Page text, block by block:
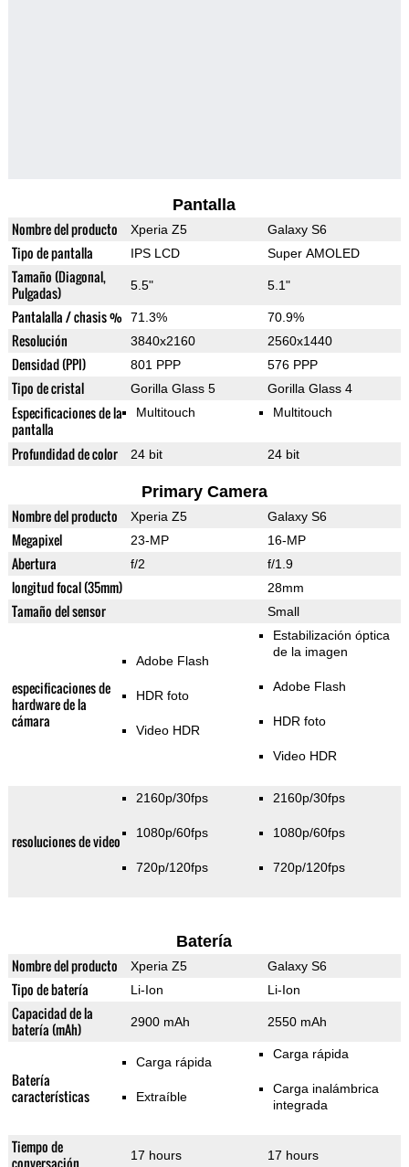
Pantalla
Nombre del producto Xperia Z5 Galaxy S6
Tipo de pantalla IPS LCD Super AMOLED
Tamaño (Diagonal,
Pulgadas)
5.5" 5.1"
Pantalalla / chasis % 71.3% 70.9%
Resolución 3840x2160 2560x1440
Densidad (PPI) 801 PPP 576 PPP
Tipo de cristal Gorilla Glass 5 Gorilla Glass 4
Especificaciones de la
pantalla
Multitouch Multitouch
Profundidad de color 24 bit 24 bit
Primary Camera
Nombre del producto Xperia Z5 Galaxy S6
Megapixel 23-MP 16-MP
Abertura f/2 f/1.9
longitud focal (35mm) 28mm
Tamaño del sensor Small
especificaciones de
hardware de la
cámara
Adobe Flash
HDR foto
Video HDR
Estabilización óptica
de la imagen
Adobe Flash
HDR foto
Video HDR
resoluciones de video
2160p/30fps
1080p/60fps
720p/120fps
2160p/30fps
1080p/60fps
720p/120fps
Batería
Nombre del producto Xperia Z5 Galaxy S6
Tipo de batería Li-Ion Li-Ion
Capacidad de la
batería (mAh)
2900 mAh 2550 mAh
Batería
características
Carga rápida
Extraíble
Carga rápida
Carga inalámbrica
integrada
Tiempo de
conversación
17 hours 17 hours